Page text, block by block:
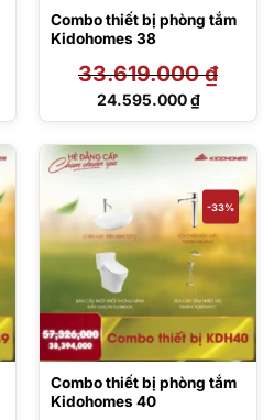
Combo thiết bị phòng tắm
Kidohomes 38
33.619.000₫
Giá
33.619.000 ₫.
24.595.000₫
Giá
24.595.000 ₫.
-33%
Combo thiết bị phòng tắm
Kidohomes 40